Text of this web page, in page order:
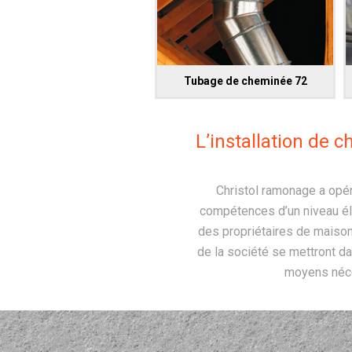
Tubage de cheminée 72
L’installation de
Christol ramonage a
compétences d’un niveau
des propriétaires de
de la société se mettront
moyens